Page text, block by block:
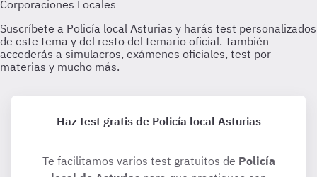
Haz test gratis de Policía local Asturias
Te facilitamos varios test gratuitos de Policía